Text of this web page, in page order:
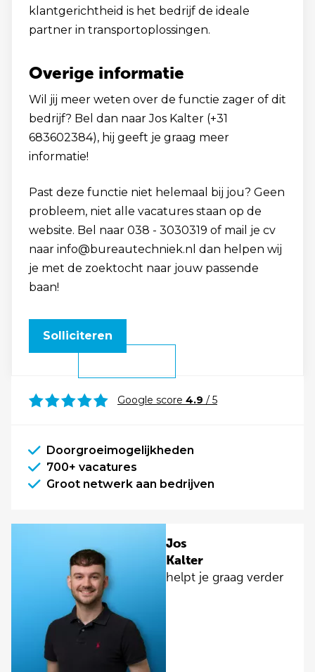
klantgerichtheid is het bedrijf de ideale
partner in transportoplossingen.
Overige informatie
Wil jij meer weten over de functie zager of dit
bedrijf? Bel dan naar Jos Kalter (+31
683602384), hij geeft je graag meer
informatie!
Past deze functie niet helemaal bij jou? Geen
probleem, niet alle vacatures staan op de
website. Bel naar 038 - 3030319 of mail je cv
naar info@bureautechniek.nl dan helpen wij
je met de zoektocht naar jouw passende
baan!
Solliciteren
Google score 4.9 / 5
Doorgroeimogelijkheden
700+ vacatures
Groot netwerk aan bedrijven
Jos
Kalter
helpt je graag verder